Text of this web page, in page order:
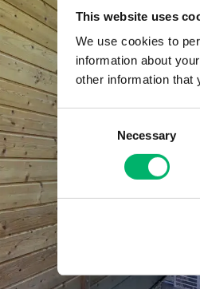
This website uses
We use cookies to
information about
other information that
Consent
Selection
Necessary